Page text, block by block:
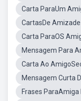
Carta ParaUm
CartasDe
Carta ParaOS
Mensagem Para
Carta Ao
Mensagem Curta
Frases ParaAmiga